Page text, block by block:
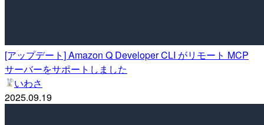
[アップデート] Amazon Q Developer CLI がリモート MCP
サーバーをサポートしました
いわさ
2025.09.19